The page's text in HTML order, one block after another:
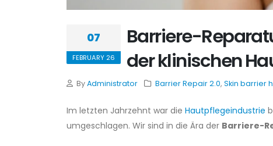
07
FEBRUARY 26
Barriere-
der klinischen
ByAdministrator Barrier Repair 2.0, Skin barrier
Im letzten Jahrzehnt war die Hautpflegeindustrie
umgeschlagen. Wir sind in die Ära der Barriere-